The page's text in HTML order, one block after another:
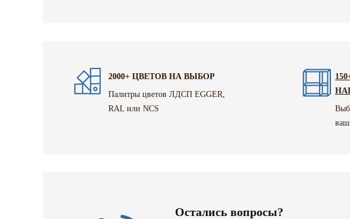
2000+ ЦВЕТОВ НА ВЫБОР
Палитры цветов ЛДСП EGGER,
RAL или NCS
Остались вопросы?